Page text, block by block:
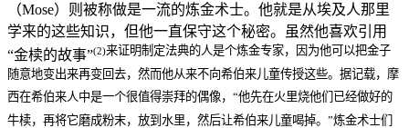
（Mose）则被称做是一流的炼金术士。他就是从埃及人那里
学来的这些知识，但他一直保守这个秘密。虽然他喜欢引用
“金椟的故事”(2)来证明制定法典的人是个炼金专家，因为他可以把金子
随意地变出来再变回去，然而他从来不向希伯来儿童传授这些。据记载，摩
西在希伯来人中是一个很值得崇拜的偶像，“他先在火里烧他们已经做好的
牛椟，再将它磨成粉末，放到水里，然后让希伯来儿童喝掉。”炼金术士们